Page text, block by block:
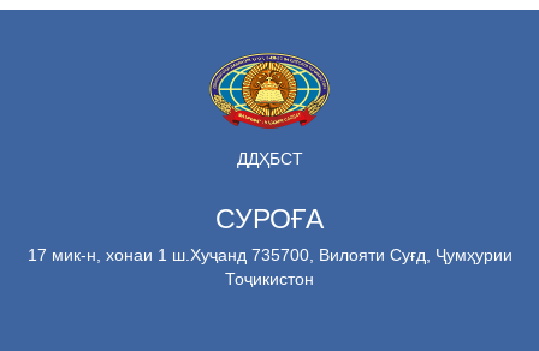
ДДҲБСТ
СУРОҒА
17 мик-н, хонаи 1 ш.Хуҷанд 735700, Вилояти Суғд, Ҷумҳурии
Тоҷикистон